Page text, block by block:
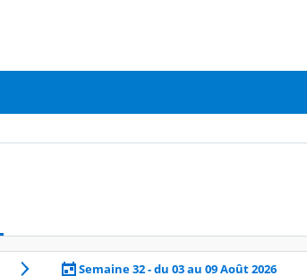
Semaine 32 - du 03 au 09 Août 2026